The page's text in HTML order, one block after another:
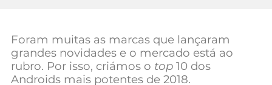
Tecnologia
Negócios
Foram muitas as marcas que lançaram
grandes novidades e o mercado está ao
rubro. Por isso, criámos o top 10 dos
Androids mais potentes de 2018.